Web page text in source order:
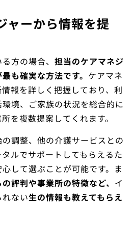
ャーから情報を提
方の場合、 担当のケアマネジ
も確実な方法です。 ケアマネ
報を詳しく把握しており、利
境、ご家族の状況を総合的に
を複数提案してくれます。
調整、他の介護サービスとの
ルでサポートしてもらえるた
して選ぶことが可能です。ま
評判や事業所の特徴など、 イ
ない生の情報も教えてもらえ